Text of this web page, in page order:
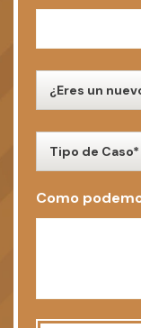
new
client*
case
type*
Como